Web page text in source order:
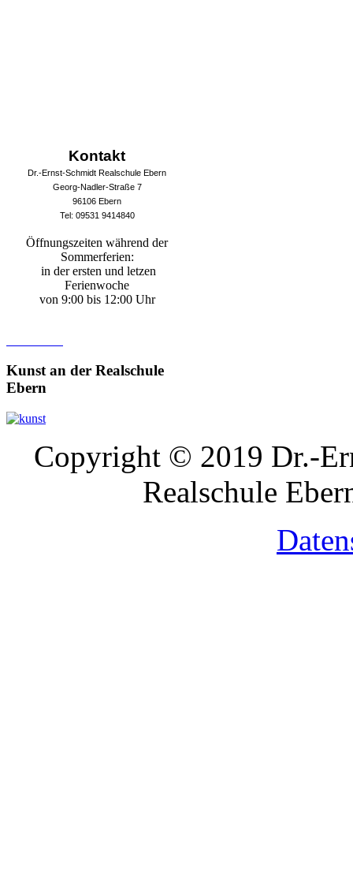
Kontakt
Dr.-Ernst-Schmidt Realschule Ebern
Georg-Nadler-Straße 7
96106 Ebern
Tel: 09531 9414840
Öffnungszeiten während der
Sommerferien:
in der ersten und letzen
Ferienwoche
von 9:00 bis 12:00 Uhr
Kunstan der Realschule
Ebern
Copyright © 2019 Dr.-
Realschule